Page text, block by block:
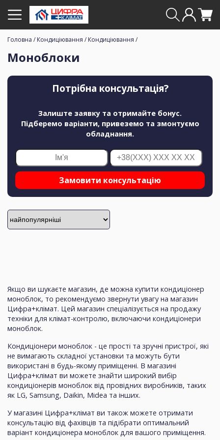
Головна / Кондиціювання / Кондиціювання /
Моноблоки
Потрібна консультація?
Залиште заявку та отримайте бонус.
Підберемо варіанти, привеземо та змонтуємо
обладнання.
Замовити консультацію
Якщо ви шукаєте магазин, де можна купити кондиціонер
моноблок, то рекомендуємо звернути увагу на магазин
Цифра+клімат. Цей магазин спеціалізується на продажу
техніки для клімат-контролю, включаючи кондиціонери
моноблок.
Кондиціонери моноблок - це прості та зручні пристрої, які
не вимагають складної установки та можуть бути
використані в будь-якому приміщенні. В магазині
Цифра+клімат ви можете знайти широкий вибір
кондиціонерів моноблок від провідних виробників, таких
як LG, Samsung, Daikin, Midea та інших.
У магазині Цифра+клімат ви також можете отримати
консультацію від фахівців та підібрати оптимальний
варіант кондиціонера моноблок для вашого приміщення.